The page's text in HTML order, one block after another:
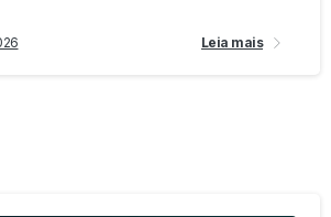
Leia mais